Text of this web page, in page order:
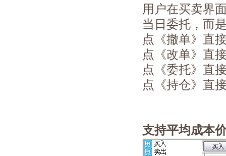
用户在买卖界
当日委托，而
点《撤单》直
点《改单》直
点《委托》直
点《持仓》直
支持平均成本